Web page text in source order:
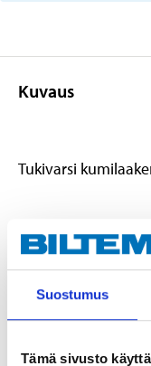
Suostumus
Tämä sivusto
Kuvaus
Tukivarsi